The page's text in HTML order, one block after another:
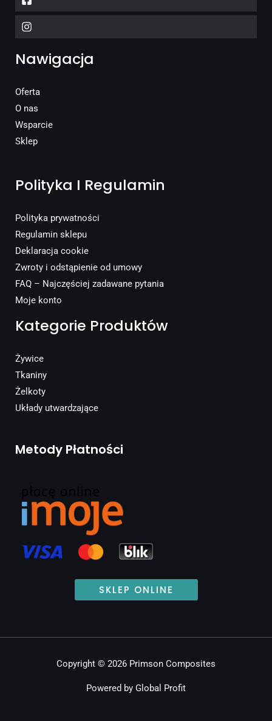
Nawigacja
Oferta
O nas
Wsparcie
Sklep
Polityka I Regulamin
Polityka prywatności
Regulamin sklepu
Deklaracja cookie
Zwroty i odstąpienie od umowy
FAQ – Najczęściej zadawane pytania
Moje konto
Kategorie Produktów
Żywice
Tkaniny
Żelkoty
Układy utwardzające
Metody Płatności
SKLEP ONLINE
Copyright © 2026 Primson Composites
Powered by Global Profit